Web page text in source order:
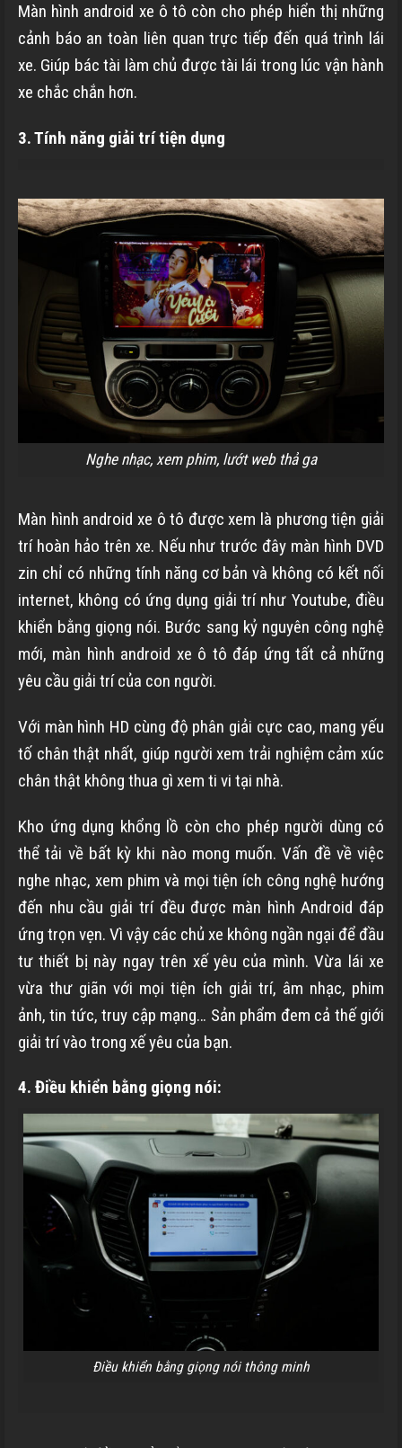
Màn hình android xe ô tô còn cho phép hiển thị những
cảnh báo an toàn liên quan trực tiếp đến quá trình lái
xe. Giúp bác tài làm chủ được tài lái trong lúc vận hành
xe chắc chắn hơn.
3. Tính năng giải trí tiện dụng
Nghe nhạc, xem phim, lướt web thả ga
Màn hình android xe ô tô được xem là phương tiện giải
trí hoàn hảo trên xe. Nếu như trước đây màn hình DVD
zin chỉ có những tính năng cơ bản và không có kết nối
internet, không có ứng dụng giải trí như Youtube, điều
khiển bằng giọng nói. Bước sang kỷ nguyên công nghệ
mới, màn hình android xe ô tô đáp ứng tất cả những
yêu cầu giải trí của con người.
Với màn hình HD cùng độ phân giải cực cao, mang yếu
tố chân thật nhất, giúp người xem trải nghiệm cảm xúc
chân thật không thua gì xem ti vi tại nhà.
Kho ứng dụng khổng lồ còn cho phép người dùng có
thể tải về bất kỳ khi nào mong muốn. Vấn đề về việc
nghe nhạc, xem phim và mọi tiện ích công nghệ hướng
đến nhu cầu giải trí đều được màn hình Android đáp
ứng trọn vẹn. Vì vậy các chủ xe không ngần ngại để đầu
tư thiết bị này ngay trên xế yêu của mình. Vừa lái xe
vừa thư giãn với mọi tiện ích giải trí, âm nhạc, phim
ảnh, tin tức, truy cập mạng… Sản phẩm đem cả thế giới
giải trí vào trong xế yêu của bạn.
4. Điều khiển bằng giọng nói:
Điều khiển bằng giọng nói thông minh